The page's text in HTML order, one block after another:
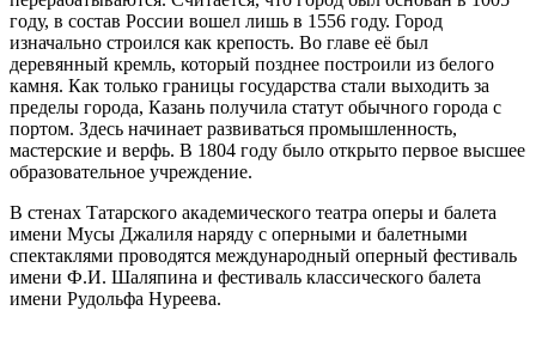
году, в состав России вошел лишь в 1556 году. Город
изначально строился как крепость. Во главе её был
деревянный кремль, который позднее построили из белого
камня. Как только границы государства стали выходить за
пределы города, Казань получила статут обычного города с
портом. Здесь начинает развиваться промышленность,
мастерские и верфь. В 1804 году было открыто первое высшее
образовательное учреждение.
В стенах Татарского академического театра оперы и балета
имени Мусы Джалиля наряду с оперными и балетными
спектаклями проводятся международный оперный фестиваль
имени Ф.И. Шаляпина и фестиваль классического балета
имени Рудольфа Нуреева.